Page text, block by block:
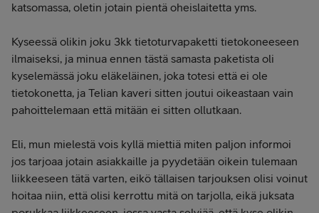
katsomassa, oletin jotain pientä oheislaitetta yms.
Kyseessä olikin joku 3kk tietoturvapaketti tietokoneeseen
ilmaiseksi, ja minua ennen tästä samasta paketista oli
kyselemässä joku eläkeläinen, joka totesi että ei ole
tietokonetta, ja Telian kaveri sitten joutui oikeastaan vain
pahoittelemaan että mitään ei sitten ollutkaan.
Eli, mun mielestä vois kyllä miettiä miten paljon informoi
jos tarjoaa jotain asiakkaille ja pyydetään oikein tulemaan
liikkeeseen tätä varten, eikö tällaisen tarjouksen olisi voinut
hoitaa niin, että olisi kerrottu mitä on tarjolla, eikä juksata